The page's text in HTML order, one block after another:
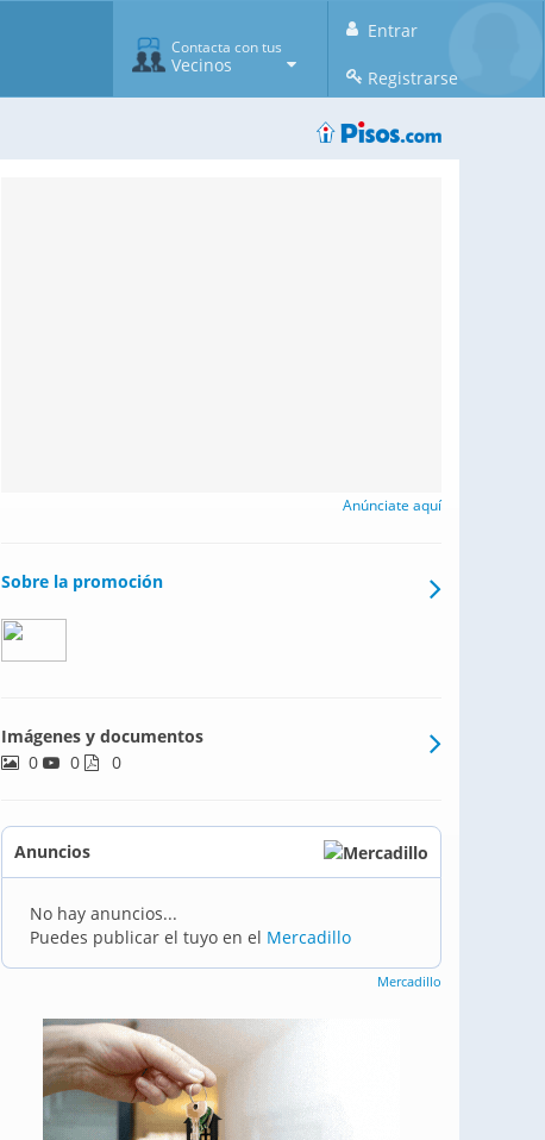
Entrar
Registrarse
Contacta con tus
Vecinos
Anúnciate aquí
Sobre la promoción
Imágenes y documentos
0
0 0
Anuncios
No hay anuncios...
Puedes publicar el tuyo en el Mercadillo
Mercadillo